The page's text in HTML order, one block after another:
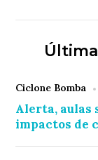
Ciclone Bomba
Alerta, aulas
impactos de